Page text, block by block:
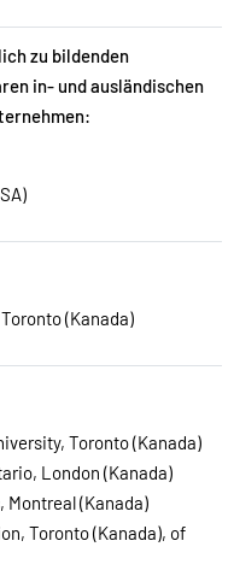
zu bildenden
in- und ausländischen
(Kanada)
Toronto (Kanada)
London (Kanada)
Montreal (Kanada)
Toronto (Kanada), of